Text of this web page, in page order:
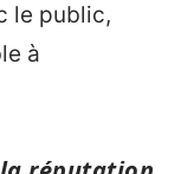
le public,
à